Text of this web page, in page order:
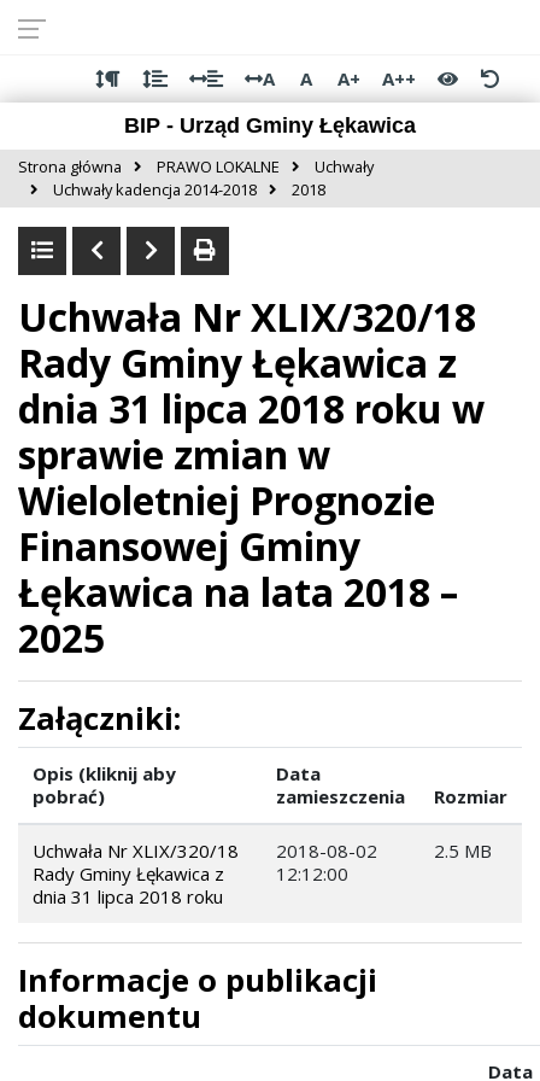
dostępności
głównej
treści
menu
stopki
A A A+
A++
BIP - Urząd Gminy Łękawica
Strona główna PRAWO LOKALNE
Uchwały
Uchwały kadencja 2014-2018
2018
Uchwała Nr XLIX/320/18
Rady Gminy Łękawica z
dnia 31 lipca 2018 roku w
sprawie zmian w
Wieloletniej Prognozie
Finansowej Gminy
Łękawica na lata 2018 –
2025
Załączniki:
Opis (kliknij aby
pobrać)
Data
zamieszczenia
Rozmiar
Uchwała Nr XLIX/320/18
Rady Gminy Łękawica z
dnia 31 lipca 2018 roku
2018-08-02
12:12:00
2.5 MB
Informacje o publikacji
dokumentu
Data